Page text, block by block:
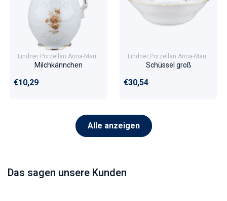
Lindner Porzellan Anna-Maria
Braune Blüten
Milchkännchen
Normaler Preis
€10,29
Lindner Porzellan Anna-Maria
Braune Blüten
Schüssel groß
Normaler Preis
€30,54
Alle anzeigen
Das sagen unsere Kunden